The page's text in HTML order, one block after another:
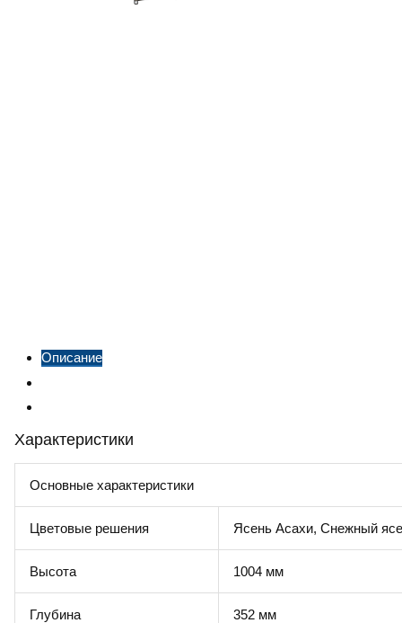
Описание
Характеристики
Основные характеристики
Цветовые решения Ясень Асахи, Снежный
Высота 1004 мм
Глубина 352 мм